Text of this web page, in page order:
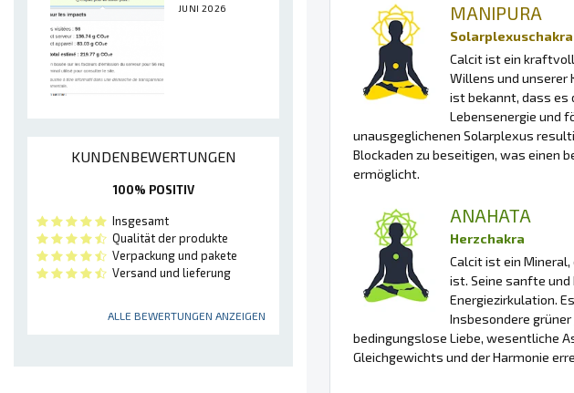
JUNI 2026
KUNDENBEWERTUNGEN
100% POSITIV
Insgesamt
Qualität der produkte
Verpackung und pakete
Versand und lieferung
ALLE BEWERTUNGEN ANZEIGEN
MANIPURA
Solarplexuschakra
Calcit ist ein
Willens und unserer
ist bekannt, dass es
Lebensenergie und
unausgeglichenen Solarplexus
Blockaden zu beseitigen, was einen
ermöglicht.
ANAHATA
Herzchakra
Calcit ist ein
ist. Seine sanfte
Energiezirkulation.
Insbesondere grüner
bedingungslose Liebe, wesentliche
Gleichgewichts und der Harmonie